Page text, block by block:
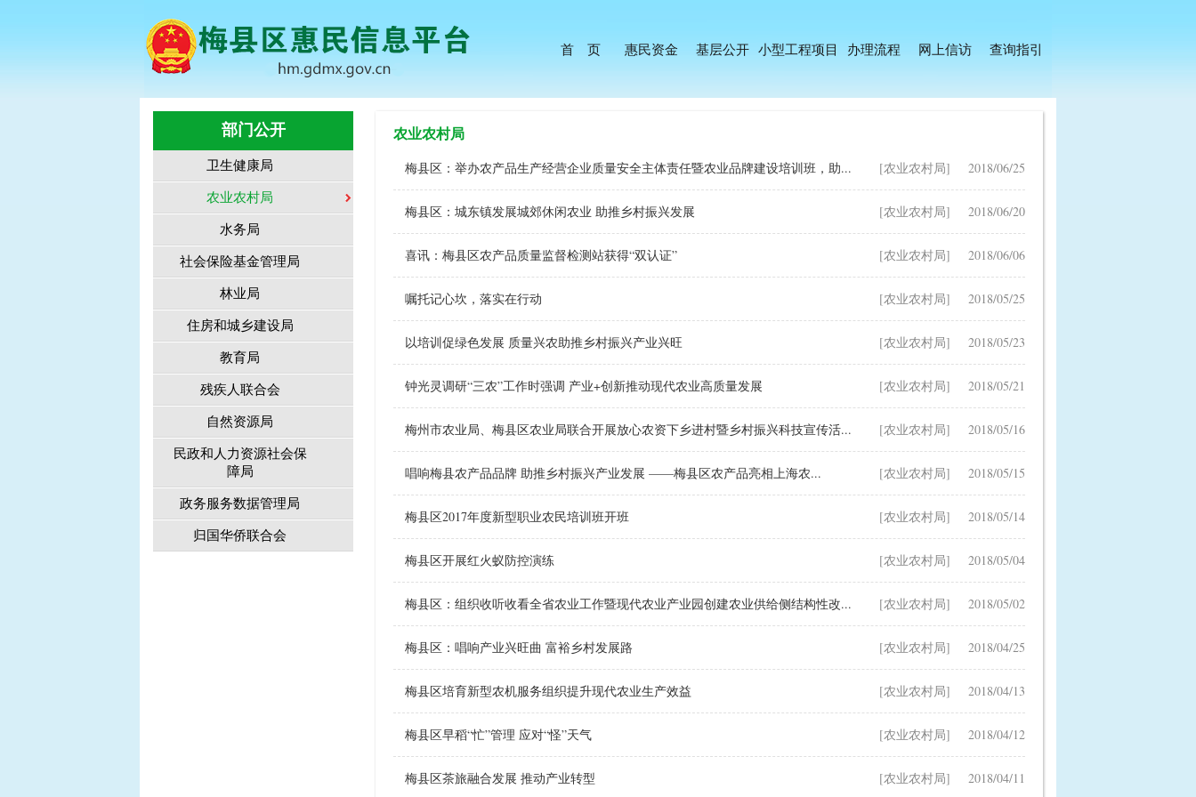
首 页 惠民资金 基层公开 小型工程项目 办理流程 网上信访 查询指引
部门公开
卫生健康局
农业农村局
水务局
社会保险基金管理局
林业局
住房和城乡建设局
教育局
残疾人联合会
自然资源局
民政和人力资源社会保
障局
政务服务数据管理局
归国华侨联合会
农业农村局
2018/06/25
梅县区：举办农产品生产经营企业质量安全主体责任暨农业品牌建设培训班，助... [农业农村局]
2018/06/20
梅县区：城东镇发展城郊休闲农业 助推乡村振兴发展 [农业农村局]
2018/06/06
喜讯：梅县区农产品质量监督检测站获得“双认证” [农业农村局]
2018/05/25
嘱托记心坎，落实在行动 [农业农村局]
2018/05/23
以培训促绿色发展 质量兴农助推乡村振兴产业兴旺 [农业农村局]
2018/05/21
钟光灵调研“三农”工作时强调 产业+创新推动现代农业高质量发展 [农业农村局]
2018/05/16
梅州市农业局、梅县区农业局联合开展放心农资下乡进村暨乡村振兴科技宣传活... [农业农村局]
2018/05/15
唱响梅县农产品品牌 助推乡村振兴产业发展 ——梅县区农产品亮相上海农... [农业农村局]
2018/05/14
梅县区2017年度新型职业农民培训班开班 [农业农村局]
2018/05/04
梅县区开展红火蚁防控演练 [农业农村局]
2018/05/02
梅县区：组织收听收看全省农业工作暨现代农业产业园创建农业供给侧结构性改... [农业农村局]
2018/04/25
梅县区：唱响产业兴旺曲 富裕乡村发展路 [农业农村局]
2018/04/13
梅县区培育新型农机服务组织提升现代农业生产效益 [农业农村局]
2018/04/12
梅县区早稻“忙”管理 应对“怪”天气 [农业农村局]
2018/04/11
梅县区茶旅融合发展 推动产业转型 [农业农村局]